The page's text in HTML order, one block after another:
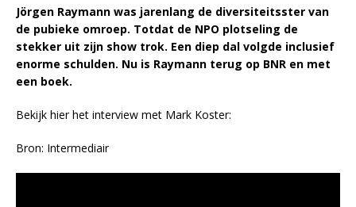
Jörgen Raymann was jarenlang de diversiteitsster van
de pubieke omroep. Totdat de NPO plotseling de
stekker uit zijn show trok. Een diep dal volgde inclusief
enorme schulden. Nu is Raymann terug op BNR en met
een boek.
Bekijk hier het interview met Mark Koster:
Bron: Intermediair